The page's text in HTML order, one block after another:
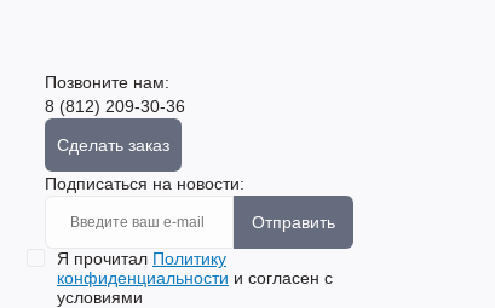
Позвоните нам:
8 (812) 209-30-36
Сделать заказ
Подписаться на новости:
Отправить
Я прочитал Политику
конфиденциальности и согласен с
условиями